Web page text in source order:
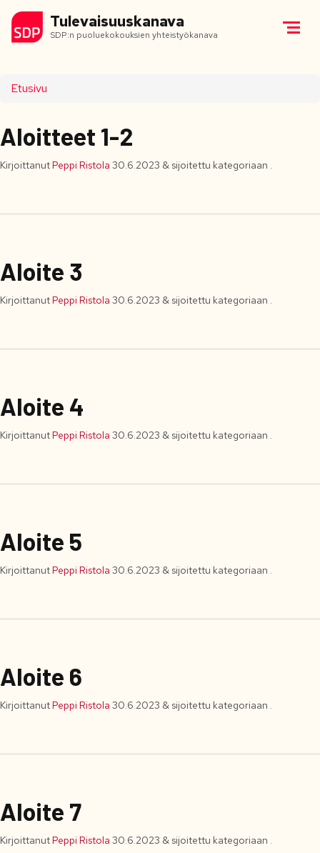
Tulevaisuuskanava
SDP:n puoluekokouksien yhteistyökanava
Etusivu
Aloitteet 1-2
KirjoittanutPeppi Ristola 30.6.2023 & sijoitettu kategoriaan .
Aloite 3
KirjoittanutPeppi Ristola 30.6.2023 & sijoitettu kategoriaan .
Aloite 4
KirjoittanutPeppi Ristola 30.6.2023 & sijoitettu kategoriaan .
Aloite 5
KirjoittanutPeppi Ristola 30.6.2023 & sijoitettu kategoriaan .
Aloite 6
KirjoittanutPeppi Ristola 30.6.2023 & sijoitettu kategoriaan .
Aloite 7
KirjoittanutPeppi Ristola 30.6.2023 & sijoitettu kategoriaan .